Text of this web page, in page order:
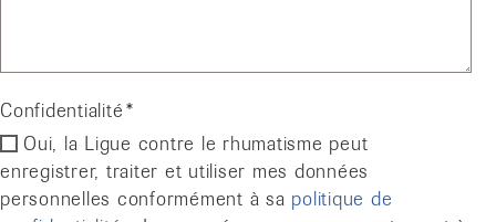
Confidentialité
Oui, la Ligue contre le rhumatisme peut
enregistrer, traiter et utiliser mes données
personnelles conformément à sa politique de